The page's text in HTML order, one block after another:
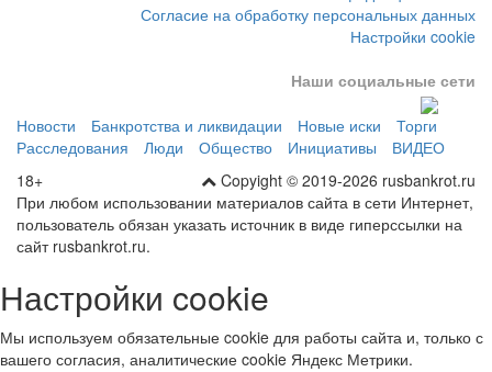
Согласие на обработку персональных данных
Настройки cookie
Наши социальные сети
Новости Банкротства и ликвидации Новые иски
Торги
Расследования
Люди Общество Инициативы
ВИДЕО
Copyight © 2019-2026 rusbankrot.ru
18+
При любом использовании материалов сайта в сети Интернет,
пользователь обязан указать источник в виде гиперссылки на
сайт rusbankrot.ru.
Настройки cookie
Мы используем обязательные cookie для работы сайта и, только с
вашего согласия, аналитические cookie Яндекс Метрики.